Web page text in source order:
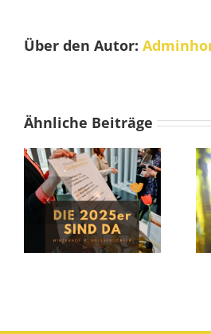
Über den Autor:
Ähnliche Beiträge